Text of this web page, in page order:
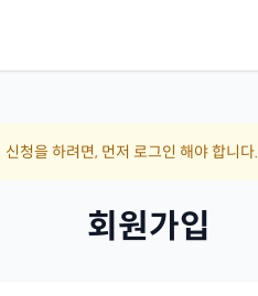
신청을 하려면, 먼저 로그인 해야 합니다.
회원가입